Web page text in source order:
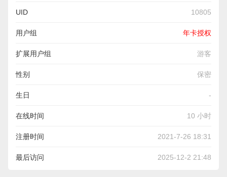
UID 10805
用户组 年卡授权
扩展用户组 游客
性别 保密
生日 -
在线时间 10 小时
注册时间 2021-7-26 18:31
最后访问 2025-12-2 21:48